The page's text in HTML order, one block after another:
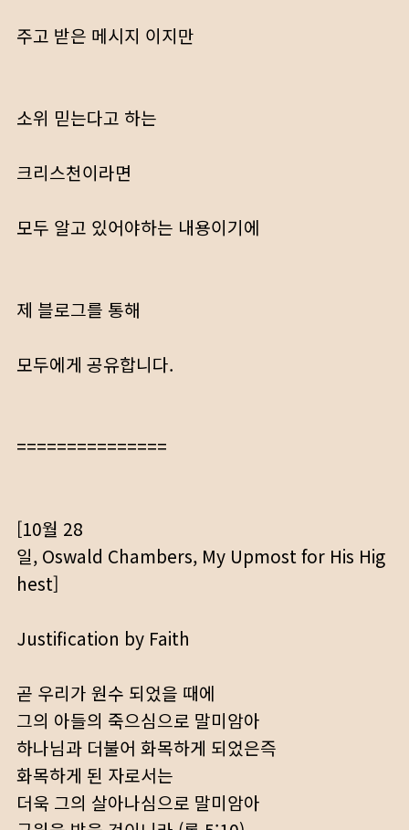
주고 받은 메시지 이지만
소위 믿는다고 하는
크리스천이라면
모두 알고 있어야하는 내용이기에
제 블로그를 통해
모두에게 공유합니다.
===============
[10월 28
일, Oswald Chambers, My Upmost for His Hig
hest]
Justification by Faith
곧 우리가 원수 되었을 때에
그의 아들의 죽으심으로 말미암아
하나님과 더불어 화목하게 되었은즉
화목하게 된 자로서는
더욱 그의 살아나심으로 말미암아